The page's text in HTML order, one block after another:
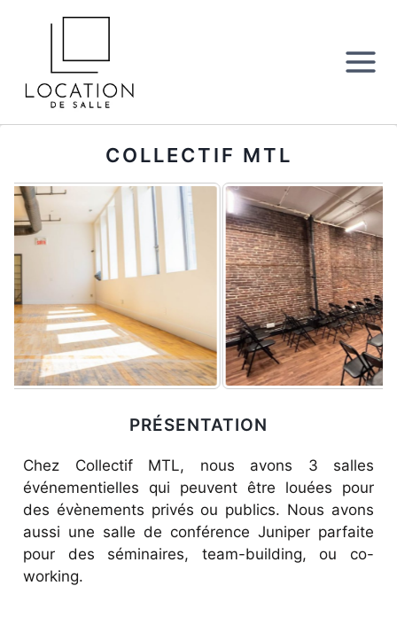
COLLECTIF MTL
PRÉSENTATION
Chez Collectif MTL, nous avons 3 salles
événementielles qui peuvent être louées pour
des évènements privés ou publics. Nous avons
aussi une salle de conférence Juniper parfaite
pour des séminaires, team-building, ou co-
working.